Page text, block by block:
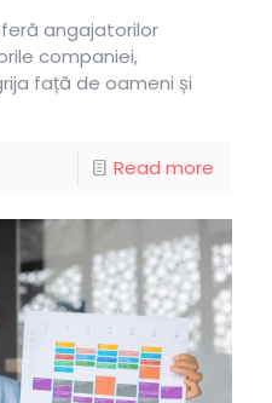
angajatorilor
companiei,
față de oameni și
Read more